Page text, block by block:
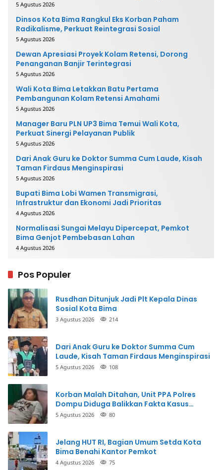
5 Agustus 2026
Dinsos Kota Bima Rangkul Eks Korban Paham
Radikalisme, Perkuat Reintegrasi Sosial
5 Agustus 2026
Dewan Apresiasi Proyek Kolam Retensi, Dorong
Penanganan Banjir Terintegrasi
5 Agustus 2026
Wali Kota Bima Letakkan Batu Pertama
Pembangunan Kolam Retensi Amahami
5 Agustus 2026
Manager Baru PLN UP3 Bima Temui Wali Kota,
Perkuat Sinergi Pelayanan Publik
5 Agustus 2026
Dari Anak Guru ke Doktor Summa Cum Laude, Kisah
Taman Firdaus Menginspirasi
5 Agustus 2026
Bupati Bima Lobi Wamen Transmigrasi,
Infrastruktur dan Ekonomi Jadi Prioritas
4 Agustus 2026
Normalisasi Sungai Melayu Dipercepat, Pemkot
Bima Genjot Pembebasan Lahan
4 Agustus 2026
Pos Populer
Rusdhan Ditunjuk Jadi Plt Kepala Dinas
Sosial Kota Bima
3 Agustus 2026 214
Dari Anak Guru ke Doktor Summa Cum
Laude, Kisah Taman Firdaus Menginspirasi
5 Agustus 2026 108
Korban Malah Ditahan, Unit PPA Polres
Dompu Diduga Balikkan Fakta Kasus
Penganiayaan
5 Agustus 2026 80
Jelang HUT RI, Bagian Umum Setda Kota
Bima Benahi Kantor Pemkot
4 Agustus 2026 75